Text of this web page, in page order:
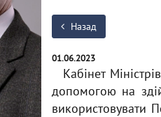
Назад
01.06.2023
Кабінет
допомогою на
використовувати